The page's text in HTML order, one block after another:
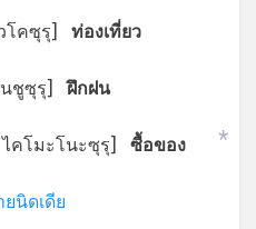
โคซุรุ] ท่องเที่ยว
ร็นชูซุรุ]ฝึกฝน
ไคโมะโนะซุรุ] ซื้อของ
นิดเดีย